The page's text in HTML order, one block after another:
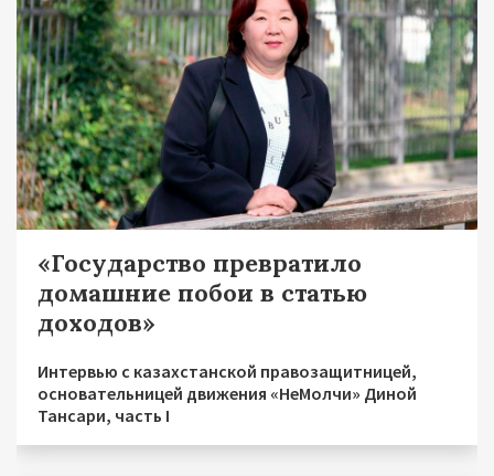
«Государство превратило
домашние побои в статью
доходов»
Интервью с казахстанской правозащитницей,
основательницей движения «НеМолчи» Диной
Тансари, часть I